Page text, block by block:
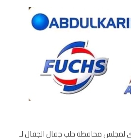
محافظة حلب جفال الجفال لـ